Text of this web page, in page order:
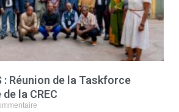
: Réunion de la Taskforce
la CREC